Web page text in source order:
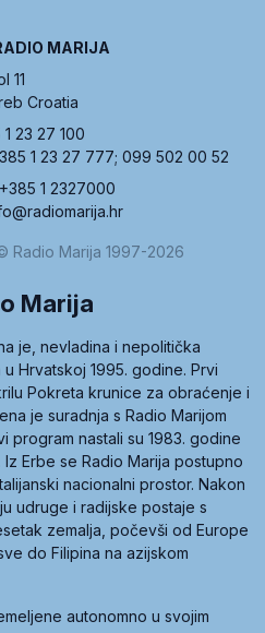
MARIJA
11
Croatia
23 27 100
1 23 27 777; 099 502 00 52
1 2327000
Radio Marija 1997-2026
Marija
je, nevladina i nepolitička
Hrvatskoj 1995. godine. Prvi
Pokreta krunice za obraćenje i
je suradnja s Radio Marijom
program nastali su 1983. godine
Erbe se Radio Marija postupno
nacionalni prostor. Nakon
udruge i radijske postaje s
zemalja, počevši od Europe
do Filipina na azijskom
autonomno u svojim